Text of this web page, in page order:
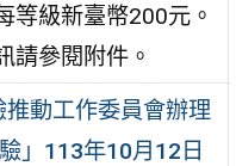
等級新臺幣200元。
請參閱附件。
推動工作委員會辦理
」113年10月12日